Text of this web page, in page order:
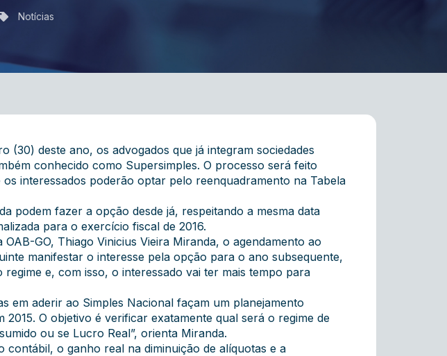
Notícias
deste ano, os advogados que já integram sociedades
conhecido como Supersimples. O processo será feito
os interessados poderão optar pelo reenquadramento na Tabela
podem fazer a opção desde já, respeitando a mesma data
para o exercício fiscal de 2016.
GO, Thiago Vinicius Vieira Miranda, o agendamento ao
manifestar o interesse pela opção para o ano subsequente,
e, com isso, o interessado vai ter mais tempo para
em aderir ao Simples Nacional façam um planejamento
O objetivo é verificar exatamente qual será o regime de
ou se Lucro Real”, orienta Miranda.
contábil, o ganho real na diminuição de alíquotas e a